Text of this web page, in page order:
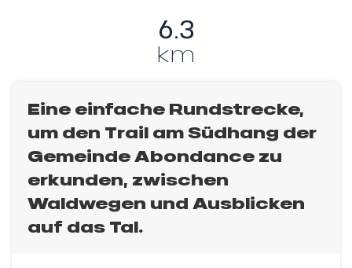
6.3
km
Eine einfache Rundstrecke,
um den Trail am Südhang der
Gemeinde Abondance zu
erkunden, zwischen
Waldwegen und Ausblicken
auf das Tal.